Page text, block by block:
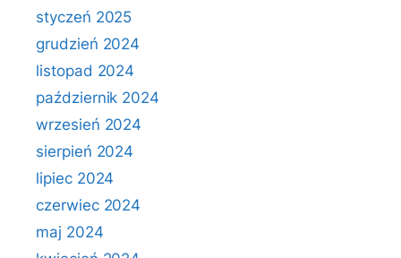
styczeń 2025
grudzień 2024
listopad 2024
październik 2024
wrzesień 2024
sierpień 2024
lipiec 2024
czerwiec 2024
maj 2024